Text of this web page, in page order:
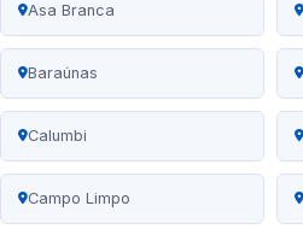
Asa Branca
Baraúnas
Calumbi
Campo Limpo